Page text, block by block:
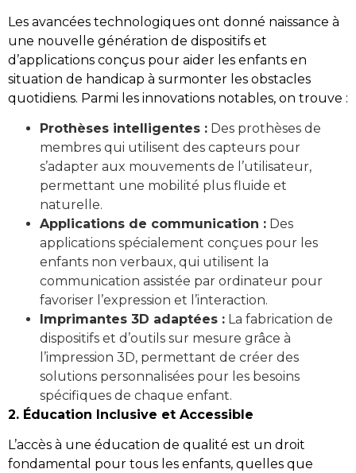
Les avancées technologiques ont donné naissance à
une nouvelle génération de dispositifs et
d’applications conçus pour aider les enfants en
situation de handicap à surmonter les obstacles
quotidiens. Parmi les innovations notables, on trouve :
Prothèses intelligentes : Des prothèses de
membres qui utilisent des capteurs pour
s’adapter aux mouvements de l’utilisateur,
permettant une mobilité plus fluide et
naturelle.
Applications de communication : Des
applications spécialement conçues pour les
enfants non verbaux, qui utilisent la
communication assistée par ordinateur pour
favoriser l’expression et l’interaction.
Imprimantes 3D adaptées : La fabrication de
dispositifs et d’outils sur mesure grâce à
l’impression 3D, permettant de créer des
solutions personnalisées pour les besoins
spécifiques de chaque enfant.
2. Éducation Inclusive et Accessible
L’accès à une éducation de qualité est un droit
fondamental pour tous les enfants, quelles que